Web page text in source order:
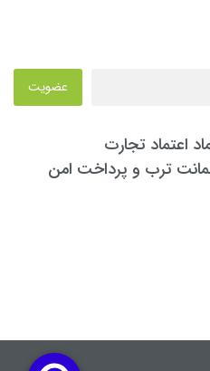
عضویت
اعتماد تجارت
ترب و پرداخت امن